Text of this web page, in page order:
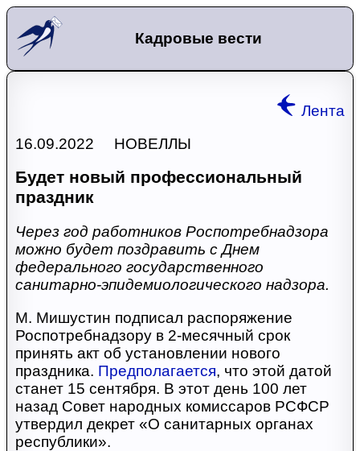
Кадровые вести
Лента
16.09.2022 НОВЕЛЛЫ
Будет новый профессиональный
праздник
Через год работников Роспотребнадзора
можно будет поздравить с Днем
федерального государственного
санитарно-эпидемиологического надзора.
М. Мишустин подписал распоряжение
Роспотребнадзору в 2-месячный срок
принять акт об установлении нового
праздника. Предполагается, что этой датой
станет 15 сентября. В этот день 100 лет
назад Совет народных комиссаров РСФСР
утвердил декрет «О санитарных органах
республики».